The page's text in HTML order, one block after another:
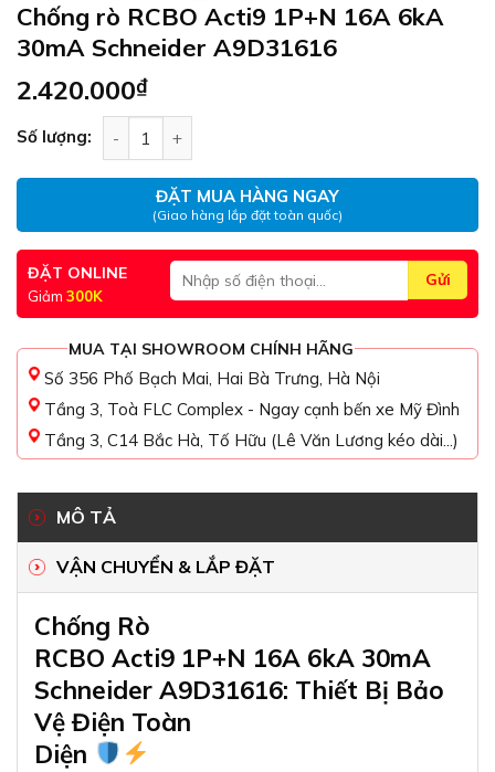
Chống rò RCBO Acti9 1P+N 16A 6kA
30mA Schneider A9D31616
2.420.000₫
Số lượng:
ĐẶT MUA HÀNG NGAY
(Giao hàng lắp đặt toàn quốc)
ĐẶT ONLINE
Giảm 300K
MUA TẠI SHOWROOM CHÍNH HÃNG
Số 356 Phố Bạch Mai, Hai Bà Trưng, Hà Nội
Tầng 3, Toà FLC Complex - Ngay cạnh bến xe Mỹ Đình
Tầng 3, C14 Bắc Hà, Tố Hữu (Lê Văn Lương kéo dài...)
MÔ TẢ
VẬN CHUYỂN & LẮP ĐẶT
Chống Rò
RCBO Acti9 1P+N 16A 6kA 30mA
Schneider A9D31616: Thiết Bị Bảo
Vệ Điện Toàn
Diện